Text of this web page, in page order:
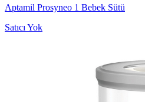
Aptamil Prosyneo 1 Bebek Sütü
Satıcı Yok